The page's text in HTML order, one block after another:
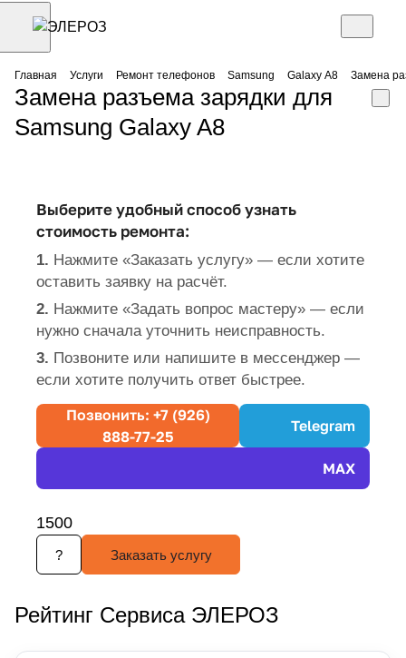
Главная Услуги Ремонт телефонов Samsung Galaxy A8 Замена
Замена разъема зарядки для
Samsung Galaxy A8
Выберите удобный способ узнать
стоимость ремонта:
1. Нажмите «Заказать услугу» — если хотите
оставить заявку на расчёт.
2. Нажмите «Задать вопрос мастеру» — если
нужно сначала уточнить неисправность.
3. Позвоните или напишите в мессенджер —
если хотите получить ответ быстрее.
Позвонить: +7 (926)
888-77-25
Telegram
MAX
1500
? Заказать услугу
Рейтинг Сервиса ЭЛЕРОЗ